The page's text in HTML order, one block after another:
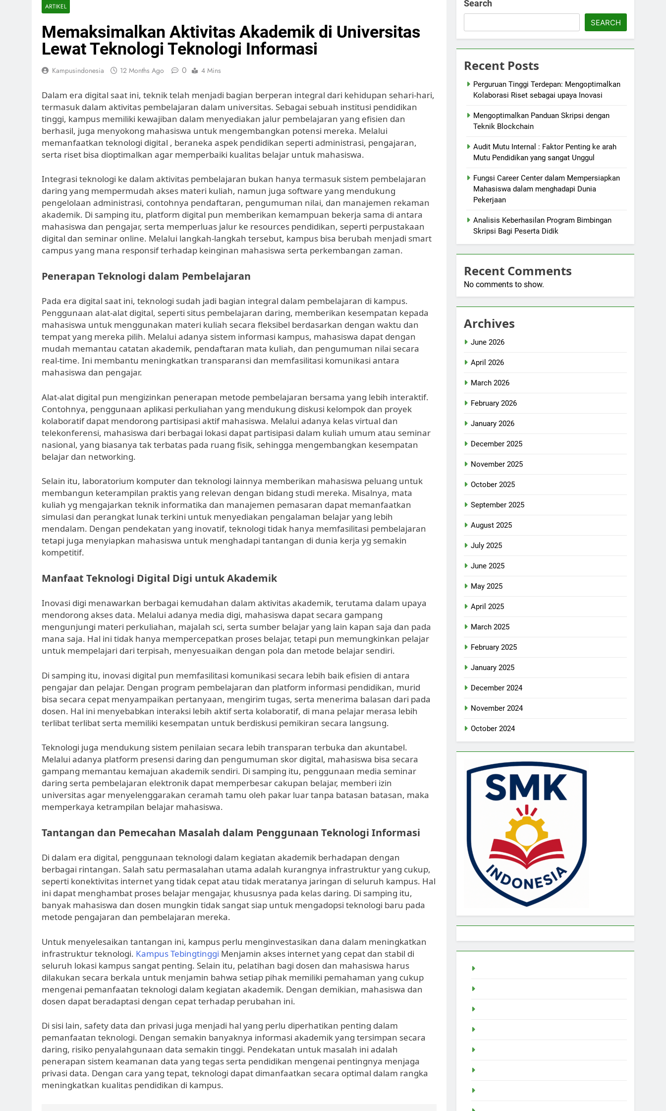
ARTIKEL
Memaksimalkan Aktivitas Akademik di Universitas
Lewat Teknologi Teknologi Informasi
Kampusindonesia 12 Months Ago 0 4 Mins
Dalam era digital saat ini, teknik telah menjadi bagian berperan integral dari kehidupan sehari-hari,
termasuk dalam aktivitas pembelajaran dalam universitas. Sebagai sebuah institusi pendidikan
tinggi, kampus memiliki kewajiban dalam menyediakan jalur pembelajaran yang efisien dan
berhasil, juga menyokong mahasiswa untuk mengembangkan potensi mereka. Melalui
memanfaatkan teknologi digital , beraneka aspek pendidikan seperti administrasi, pengajaran,
serta riset bisa dioptimalkan agar memperbaiki kualitas belajar untuk mahasiswa.
Integrasi teknologi ke dalam aktivitas pembelajaran bukan hanya termasuk sistem pembelajaran
daring yang mempermudah akses materi kuliah, namun juga software yang mendukung
pengelolaan administrasi, contohnya pendaftaran, pengumuman nilai, dan manajemen rekaman
akademik. Di samping itu, platform digital pun memberikan kemampuan bekerja sama di antara
mahasiswa dan pengajar, serta memperluas jalur ke resources pendidikan, seperti perpustakaan
digital dan seminar online. Melalui langkah-langkah tersebut, kampus bisa berubah menjadi smart
campus yang mana responsif terhadap keinginan mahasiswa serta perkembangan zaman.
Penerapan Teknologi dalam Pembelajaran
Pada era digital saat ini, teknologi sudah jadi bagian integral dalam pembelajaran di kampus.
Penggunaan alat-alat digital, seperti situs pembelajaran daring, memberikan kesempatan kepada
mahasiswa untuk menggunakan materi kuliah secara fleksibel berdasarkan dengan waktu dan
tempat yang mereka pilih. Melalui adanya sistem informasi kampus, mahasiswa dapat dengan
mudah memantau catatan akademik, pendaftaran mata kuliah, dan pengumuman nilai secara
real-time. Ini membantu meningkatkan transparansi dan memfasilitasi komunikasi antara
mahasiswa dan pengajar.
Alat-alat digital pun mengizinkan penerapan metode pembelajaran bersama yang lebih interaktif.
Contohnya, penggunaan aplikasi perkuliahan yang mendukung diskusi kelompok dan proyek
kolaboratif dapat mendorong partisipasi aktif mahasiswa. Melalui adanya kelas virtual dan
telekonferensi, mahasiswa dari berbagai lokasi dapat partisipasi dalam kuliah umum atau seminar
nasional, yang biasanya tak terbatas pada ruang fisik, sehingga mengembangkan kesempatan
belajar dan networking.
Selain itu, laboratorium komputer dan teknologi lainnya memberikan mahasiswa peluang untuk
membangun keterampilan praktis yang relevan dengan bidang studi mereka. Misalnya, mata
kuliah yg mengajarkan teknik informatika dan manajemen pemasaran dapat memanfaatkan
simulasi dan perangkat lunak terkini untuk menyediakan pengalaman belajar yang lebih
mendalam. Dengan pendekatan yang inovatif, teknologi tidak hanya memfasilitasi pembelajaran
tetapi juga menyiapkan mahasiswa untuk menghadapi tantangan di dunia kerja yg semakin
kompetitif.
Manfaat Teknologi Digital Digi untuk Akademik
Inovasi digi menawarkan berbagai kemudahan dalam aktivitas akademik, terutama dalam upaya
mendorong akses data. Melalui adanya media digi, mahasiswa dapat secara gampang
mengunjungi materi perkuliahan, majalah sci, serta sumber belajar yang lain kapan saja dan pada
mana saja. Hal ini tidak hanya mempercepatkan proses belajar, tetapi pun memungkinkan pelajar
untuk mempelajari dari terpisah, menyesuaikan dengan pola dan metode belajar sendiri.
Di samping itu, inovasi digital pun memfasilitasi komunikasi secara lebih baik efisien di antara
pengajar dan pelajar. Dengan program pembelajaran dan platform informasi pendidikan, murid
bisa secara cepat menyampaikan pertanyaan, mengirim tugas, serta menerima balasan dari pada
dosen. Hal ini menyebabkan interaksi lebih aktif serta kolaboratif, di mana pelajar merasa lebih
terlibat terlibat serta memiliki kesempatan untuk berdiskusi pemikiran secara langsung.
Teknologi juga mendukung sistem penilaian secara lebih transparan terbuka dan akuntabel.
Melalui adanya platform presensi daring dan pengumuman skor digital, mahasiswa bisa secara
gampang memantau kemajuan akademik sendiri. Di samping itu, penggunaan media seminar
daring serta pembelajaran elektronik dapat memperbesar cakupan belajar, memberi izin
universitas agar menyelenggarakan ceramah tamu oleh pakar luar tanpa batasan batasan, maka
memperkaya ketrampilan belajar mahasiswa.
Tantangan dan Pemecahan Masalah dalam Penggunaan Teknologi Informasi
Di dalam era digital, penggunaan teknologi dalam kegiatan akademik berhadapan dengan
berbagai rintangan. Salah satu permasalahan utama adalah kurangnya infrastruktur yang cukup,
seperti konektivitas internet yang tidak cepat atau tidak meratanya jaringan di seluruh kampus. Hal
ini dapat menghambat proses belajar mengajar, khususnya pada kelas daring. Di samping itu,
banyak mahasiswa dan dosen mungkin tidak sangat siap untuk mengadopsi teknologi baru pada
metode pengajaran dan pembelajaran mereka.
Untuk menyelesaikan tantangan ini, kampus perlu menginvestasikan dana dalam meningkatkan
infrastruktur teknologi. Kampus Tebingtinggi Menjamin akses internet yang cepat dan stabil di
seluruh lokasi kampus sangat penting. Selain itu, pelatihan bagi dosen dan mahasiswa harus
dilakukan secara berkala untuk menjamin bahwa setiap pihak memiliki pemahaman yang cukup
mengenai pemanfaatan teknologi dalam kegiatan akademik. Dengan demikian, mahasiswa dan
dosen dapat beradaptasi dengan cepat terhadap perubahan ini.
Di sisi lain, safety data dan privasi juga menjadi hal yang perlu diperhatikan penting dalam
pemanfaatan teknologi. Dengan semakin banyaknya informasi akademik yang tersimpan secara
daring, risiko penyalahgunaan data semakin tinggi. Pendekatan untuk masalah ini adalah
penerapan sistem keamanan data yang tegas serta pendidikan mengenai pentingnya menjaga
privasi data. Dengan cara yang tepat, teknologi dapat dimanfaatkan secara optimal dalam rangka
meningkatkan kualitas pendidikan di kampus.
Search
SEARCH
Recent Posts
Perguruan Tinggi Terdepan: Mengoptimalkan
Kolaborasi Riset sebagai upaya Inovasi
Mengoptimalkan Panduan Skripsi dengan
Teknik Blockchain
Audit Mutu Internal : Faktor Penting ke arah
Mutu Pendidikan yang sangat Unggul
Fungsi Career Center dalam Mempersiapkan
Mahasiswa dalam menghadapi Dunia
Pekerjaan
Analisis Keberhasilan Program Bimbingan
Skripsi Bagi Peserta Didik
Recent Comments
No comments to show.
Archives
June 2026
April 2026
March 2026
February 2026
January 2026
December 2025
November 2025
October 2025
September 2025
August 2025
July 2025
June 2025
May 2025
April 2025
March 2025
February 2025
January 2025
December 2024
November 2024
October 2024